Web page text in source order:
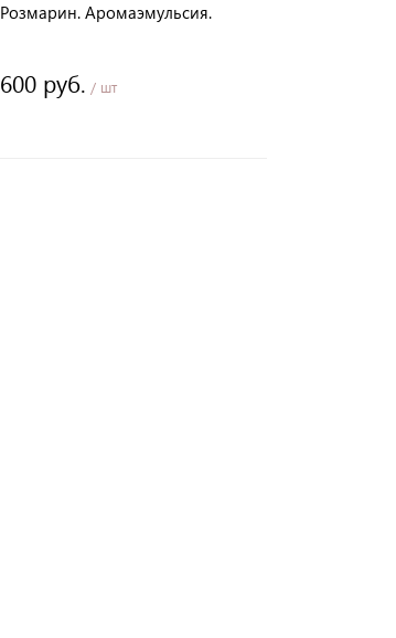
Розмарин. Аромаэмульсия.
600 руб. / шт